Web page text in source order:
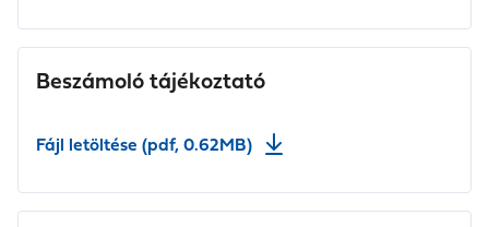
Beszámoló tájékoztató
Fájl letöltése (pdf, 0.62MB)